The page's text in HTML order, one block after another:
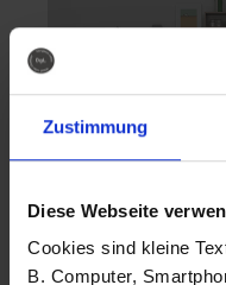
Zustimmung
Diese Webseite
Cookies sind kleine
B. Computer,
Fotografo: Lorenz